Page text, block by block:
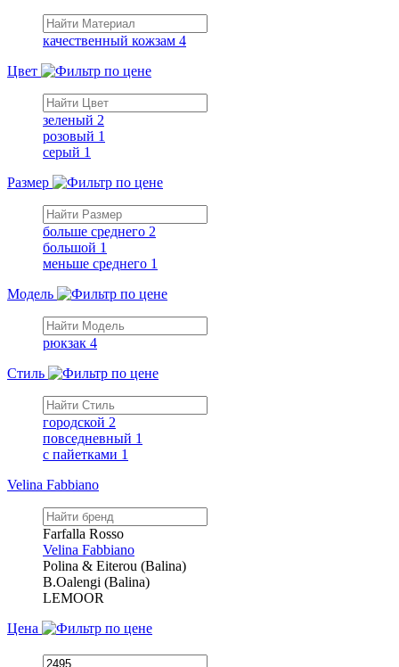
качественный кожзам 4
Цвет
зеленый 2
розовый 1
серый 1
Размер
больше среднего 2
большой 1
меньше среднего 1
Модель
рюкзак 4
Стиль
городской 2
повседневный 1
с пайетками 1
Velina Fabbiano
Farfalla Rosso
Velina Fabbiano
Polina & Eiterou (Balina)
B.Oalengi (Balina)
LEMOOR
Цена